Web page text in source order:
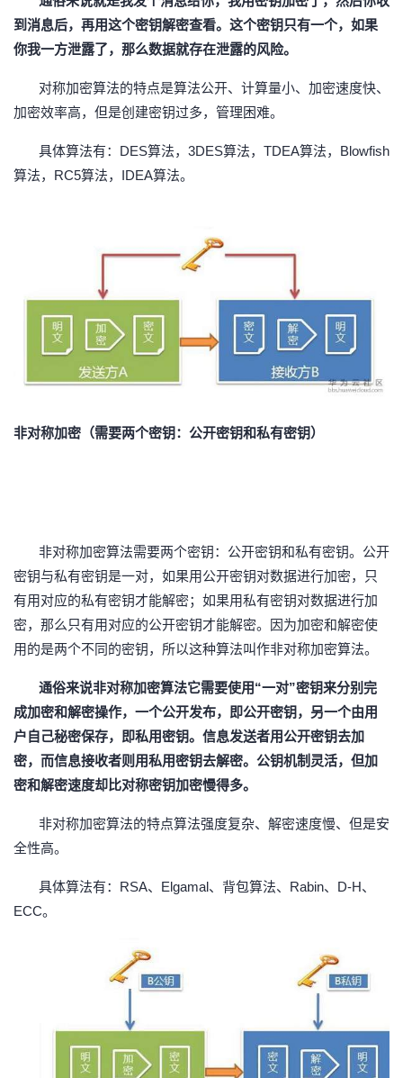
到消息后，再用这个密钥解密查看。这个密钥只有一个，如果
你我一方泄露了，那么数据就存在泄露的风险。
对称加密算法的特点是算法公开、计算量小、加密速度快、
加密效率高，但是创建密钥过多，管理困难。
具体算法有： DES算法，3DES算法，TDEA算法，Blowfish
算法，RC5算法，IDEA算法。
非对称加密（需要两个密钥：公开密钥和私有密钥）
非对称加密算法需要两个密钥：公开密钥和私有密钥。公开
密钥与私有密钥是一对，如果用公开密钥对数据进行加密，只
有用对应的私有密钥才能解密；如果用私有密钥对数据进行加
密，那么只有用对应的公开密钥才能解密。因为加密和解密使
用的是两个不同的密钥，所以这种算法叫作非对称加密算法。
通俗来说非对称加密算法它需要使用“一对”密钥来分别完
成加密和解密操作，一个公开发布，即公开密钥，另一个由用
户自己秘密保存，即私用密钥。信息发送者用公开密钥去加
密，而信息接收者则用私用密钥去解密。公钥机制灵活，但加
密和解密速度却比对称密钥加密慢得多。
非对称加密算法的特点算法强度复杂、解密速度慢、但是安
全性高。
具体算法有： RSA、Elgamal、背包算法、Rabin、D-H、
ECC。